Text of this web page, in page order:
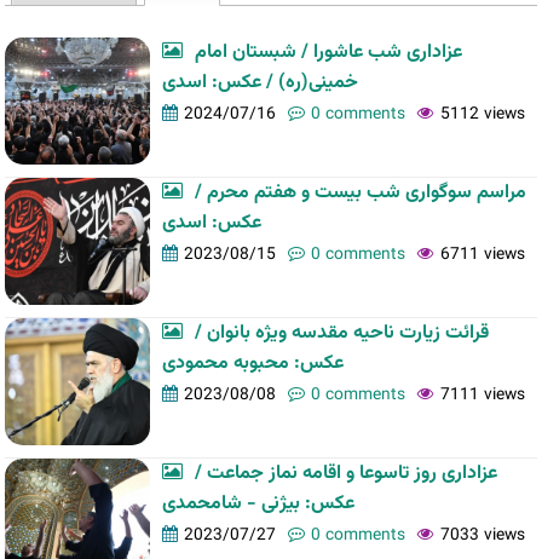
tabs
عزاداری شب عاشورا / شبستان امام
خمینی(ره) / عکس: اسدی
2024/07/16 0 comments 5112 views
مراسم سوگواری شب بیست و هفتم محرم /
عکس: اسدی
2023/08/15 0 comments 6711 views
قرائت زیارت ناحیه مقدسه ویژه بانوان /
عکس: محبوبه محمودی
2023/08/08 0 comments 7111 views
عزاداری روز تاسوعا و اقامه نماز جماعت /
عکس: بیژنی - شامحمدی
2023/07/27 0 comments 7033 views